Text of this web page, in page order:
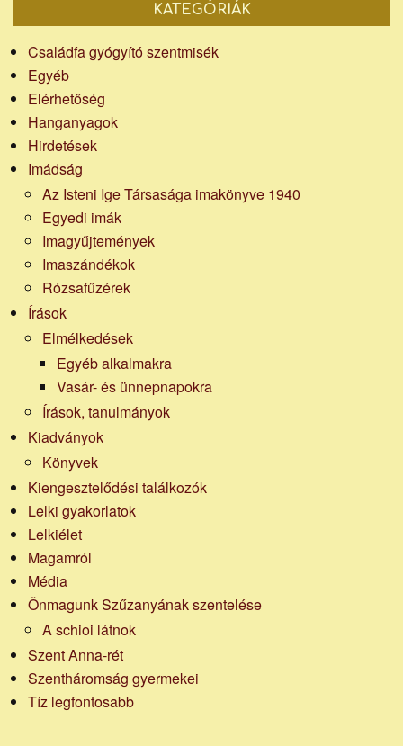
KATEGÓRIÁK
Családfa gyógyító szentmisék
Egyéb
Elérhetőség
Hanganyagok
Hirdetések
Imádság
Az Isteni Ige Társasága imakönyve 1940
Egyedi imák
Imagyűjtemények
Imaszándékok
Rózsafűzérek
Írások
Elmélkedések
Egyéb alkalmakra
Vasár- és ünnepnapokra
Írások, tanulmányok
Kiadványok
Könyvek
Kiengesztelődési találkozók
Lelki gyakorlatok
Lelkiélet
Magamról
Média
Önmagunk Szűzanyának szentelése
A schioi látnok
Szent Anna-rét
Szentháromság gyermekei
Tíz legfontosabb